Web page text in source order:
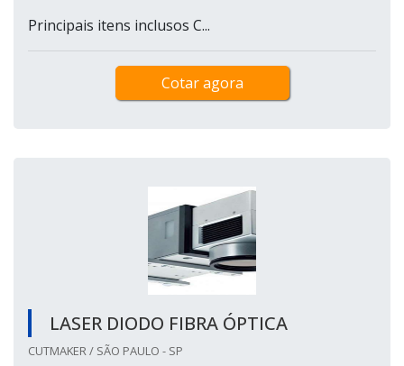
Principais itens inclusos C...
Cotar agora
LASER DIODO FIBRA ÓPTICA
CUTMAKER / SÃO PAULO - SP